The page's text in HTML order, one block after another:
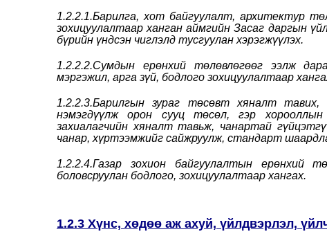
1.2.2.1.Барилга, хот байгуулалт, архитектур
зохицуулалтаар ханган аймгийн Засаг даргын
бүрийн үндсэн чиглэлд тусгуулан хэрэгжүүлэх.
1.2.2.2.Сумдын ерөнхий төлөвлөгөөг ээлж
мэргэжил, арга зүй, бодлого зохицуулалтаар
1.2.2.3.Барилгын зураг төсөвт хяналт
нэмэгдүүлж орон сууц төсөл, гэр
захиалагчийн хяналт тавьж, чанартай
чанар, хүртээмжийг сайжруулж, стандарт
1.2.2.4.Газар зохион байгуулалтын ерөнхий
боловсруулан бодлого, зохицуулалтаар хангах.
1.2.3 Хүнс, хөдөө аж ахуй, үйлдвэрлэл,